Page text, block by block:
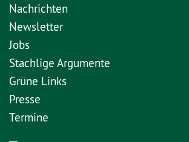
Nachrichten
Newsletter
Jobs
Stachlige Argumente
Grüne Links
Presse
Termine